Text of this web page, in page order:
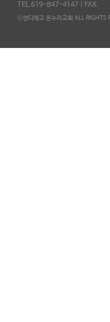
TEL.619-847-4147 | FAX.
ⓒ샌디에고 온누리교회 ALL RIGHTS